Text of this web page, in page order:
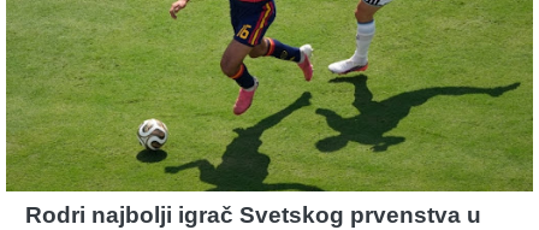
Rodri najbolji igrač Svetskog prvenstva u